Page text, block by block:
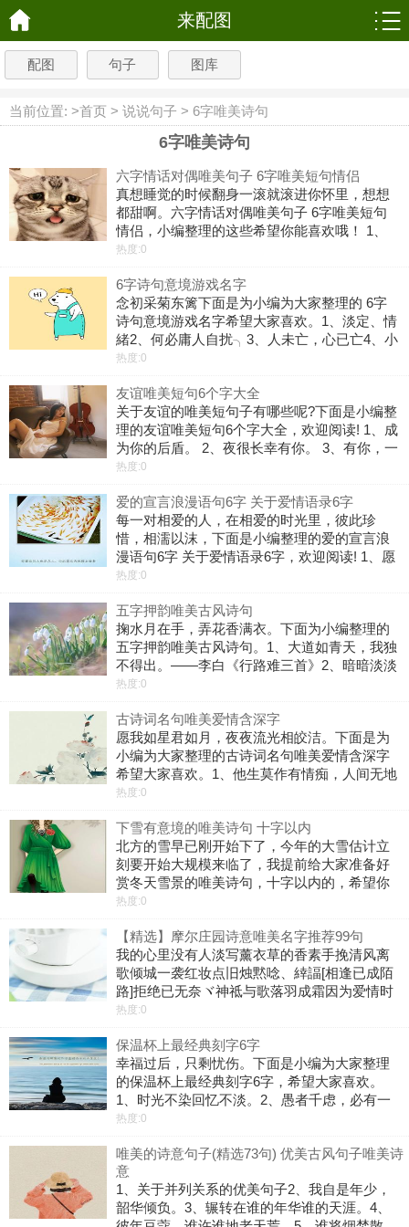
来配图
配图 句子 图库
当前位置: >首页 > 说说句子 > 6字唯美诗句
6字唯美诗句
六字情话对偶唯美句子 6字唯美短句情侣
真想睡觉的时候翻身一滚就滚进你怀里，想想
都甜啊。六字情话对偶唯美句子 6字唯美短句
情侣，小编整理的这些希望你能喜欢哦！ 1、
从此永不分离。 2、 真爱修成正果。 3、 你触
千山。 6、 许
热度:0
6字诗句意境游戏名字
念初采菊东篱下面是为小编为大家整理的 6字
诗句意境游戏名字希望大家喜欢。1、淡定、情
緒2、何必庸人自扰╮3、人未亡，心已亡4、小
桥流水人家5、那选择沉默吧。6、吮着小指。
贱婊过敏10、生气不如争
热度:0
友谊唯美短句6个字大全
关于友谊的唯美短句子有哪些呢?下面是小编整
理的友谊唯美短句6个字大全，欢迎阅读! 1、成
为你的后盾。 2、夜很长幸有你。 3、有你，一
切都好。 4、风雨兼程，有你。 5、相知共约白
8、这辈子只
热度:0
爱的宣言浪漫语句6字 关于爱情语录6字
每一对相爱的人，在相爱的时光里，彼此珍
惜，相濡以沫，下面是小编整理的爱的宣言浪
漫语句6字 关于爱情语录6字，欢迎阅读! 1、愿
和你到白头。 2、许你前世今生。 3、我中了你
你。 6、我是有多爱你
热度:0
五字押韵唯美古风诗句
掬水月在手，弄花香满衣。下面为小编整理的
五字押韵唯美古风诗句。1、大道如青天，我独
不得出。——李白《行路难三首》2、暗暗淡淡
紫，融融冶冶黄。——李商隐《菊花》3、何事
热度:0
古诗词名句唯美爱情含深字
愿我如星君如月，夜夜流光相皎洁。下面是为
小编为大家整理的古诗词名句唯美爱情含深字
希望大家喜欢。1、他生莫作有情痴，人间无地
著相思。——况周颐《减字浣溪沙》2、尊前拟
热度:0
下雪有意境的唯美诗句 十字以内
北方的雪早已刚开始下了，今年的大雪估计立
刻要开始大规模来临了，我提前给大家准备好
赏冬天雪景的唯美诗句，十字以内的，希望你
们喜欢！ 1、梅雪争春未肯降，骚人阁笔费评
秀，积雪浮云端。
热度:0
【精选】摩尔庄园诗意唯美名字推荐99句
我的心里没有人淡写薰衣草的香素手挽清风离
歌倾城一袭红妆点旧烛黙唸、緈諨[相逢已成陌
路]拒绝已无奈ヾ神祗与歌落羽成霜因为爱情时
光淡忘旧人心一把纸伞碎江南白昼怎懂夜的黑
山河如梦初醒失無所失如梦般清醒晴空
热度:0
保温杯上最经典刻字6字
幸福过后，只剩忧伤。下面是小编为大家整理
的保温杯上最经典刻字6字，希望大家喜欢。
1、时光不染回忆不淡。2、愚者千虑，必有一
得。3、与爱无关，寂寞有染。4、你的世界，
奈何，似曾相识。7、今生今世，永
热度:0
唯美的诗意句子(精选73句) 优美古风句子唯美诗
意
1、关于并列关系的优美句子2、我自是年少，
韶华倾负。3、辗转在谁的年华谁的天涯。4、